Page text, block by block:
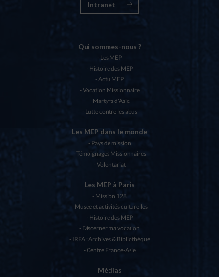
Intranet
Qui sommes-nous ?
Les MEP
Histoire des MEP
Actu MEP
Vocation Missionnaire
Martyrs d’Asie
Lutte contre les abus
Les MEP dans le monde
Pays de mission
Témoignages Missionnaires
Volontariat
Les MEP à Paris
Mission 128
Musée et activités culturelles
Histoire des MEP
Discerner ma vocation
IRFA : Archives & Bibliothèque
Centre France-Asie
Médias